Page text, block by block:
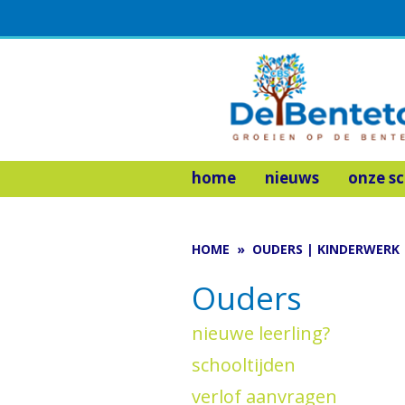
home
nieuws
gebeurtenissen
onze
HOME » OUDERS | KINDERWERK
Ouders
nieuwe leerling?
schooltijden
verlof aanvragen